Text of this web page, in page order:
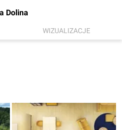
Dolina
WIZUALIZACJE